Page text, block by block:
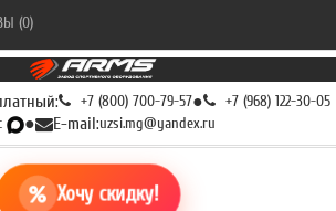
+7 (800) 700-79-57● +7 (968) 122-30-05
● E-mail:uzsi.mg@yandex.ru
Хочу скидку!
(0)